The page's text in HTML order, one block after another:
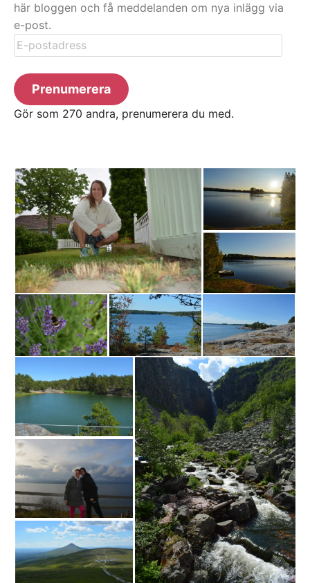
här bloggen och få meddelanden om nya inlägg via
e-post.
E-
postadress
Prenumerera
Gör som 270 andra, prenumerera du med.